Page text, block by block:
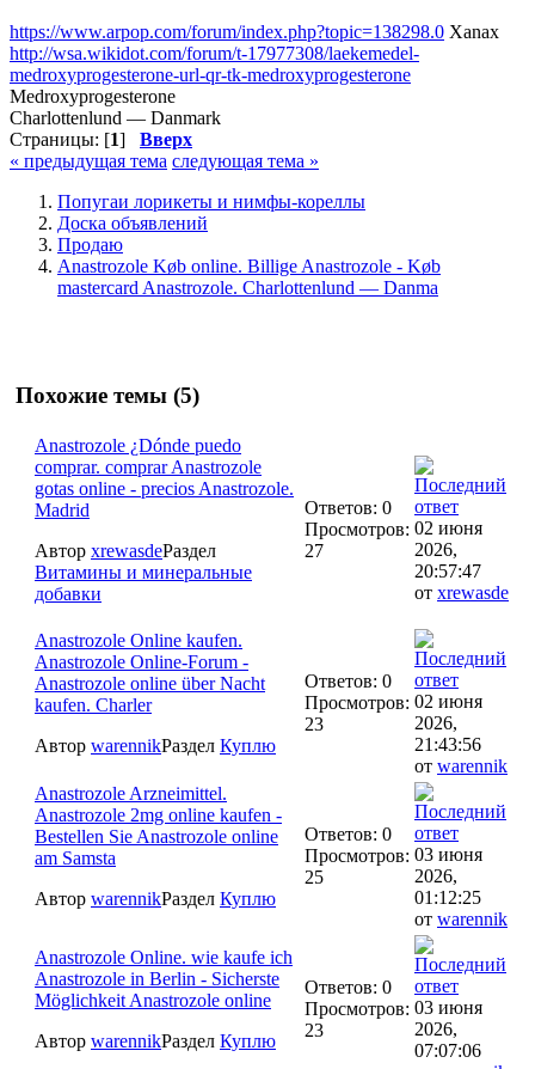
https://www.arpop.com/forum/index.php?topic=138298.0 Xanax
http://wsa.wikidot.com/forum/t-17977308/laekemedel-
medroxyprogesterone-url-qr-tk-medroxyprogesterone
Medroxyprogesterone
Charlottenlund — Danmark
Страницы: [1] Вверх
« предыдущая тема следующая тема »
Попугаи лорикеты и нимфы-кореллы
Доска объявлений
Продаю
Anastrozole Køb online. Billige Anastrozole - Køb
mastercard Anastrozole. Charlottenlund — Danma
Похожие темы (5)
Anastrozole ¿Dónde puedo
comprar. comprar Anastrozole
gotas online - precios Anastrozole.
Madrid
Автор xrewasdeРаздел
Витамины и минеральные
добавки
Ответов: 0
Просмотров:
27
02 июня
2026,
20:57:47
от xrewasde
Anastrozole Online kaufen.
Anastrozole Online-Forum -
Anastrozole online über Nacht
kaufen. Charler
Автор warennikРаздел Куплю
Ответов: 0
Просмотров:
23
02 июня
2026,
21:43:56
от warennik
Anastrozole Arzneimittel.
Anastrozole 2mg online kaufen -
Bestellen Sie Anastrozole online
am Samsta
Автор warennikРаздел Куплю
Ответов: 0
Просмотров:
25
03 июня
2026,
01:12:25
от warennik
Anastrozole Online. wie kaufe ich
Anastrozole in Berlin - Sicherste
Möglichkeit Anastrozole online
Автор warennikРаздел Куплю
Ответов: 0
Просмотров:
23
03 июня
2026,
07:07:06